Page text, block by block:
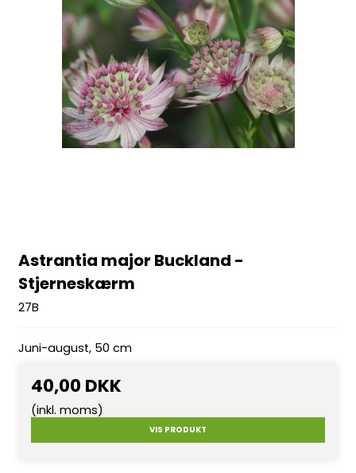
Astrantia major Buckland -
Stjerneskærm
27B
Juni-august, 50 cm
40,00 DKK
(inkl. moms)
VIS PRODUKT